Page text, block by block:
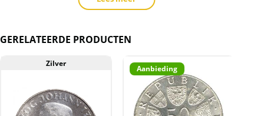
U kunt bij ons vanaf 1 munt bestellen.
Het betreft hier uitsluitend gebruikte munten.
De munten kunnen veel gebruikssporen en/of
verkleuringen bevatten.
GERELATEERDE PRODUCTEN
Zilver
Aanbieding